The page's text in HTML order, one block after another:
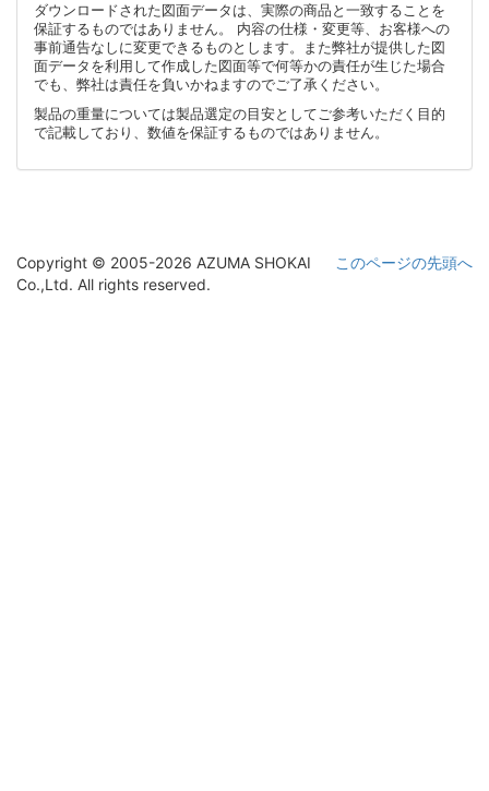
ダウンロードされた図面データは、実際の商品と一致することを
保証するものではありません。 内容の仕様・変更等、お客様への
事前通告なしに変更できるものとします。また弊社が提供した図
面データを利用して作成した図面等で何等かの責任が生じた場合
でも、弊社は責任を負いかねますのでご了承ください。
製品の重量については製品選定の目安としてご参考いただく目的
で記載しており、数値を保証するものではありません。
このページの先頭へ
Copyright © 2005-2026 AZUMA SHOKAI
Co.,Ltd. All rights reserved.